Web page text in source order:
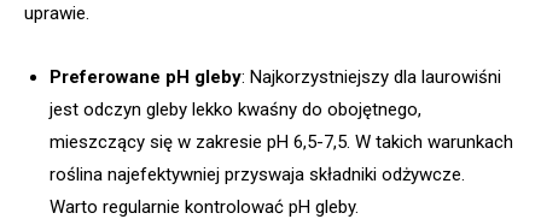
uprawie.
Preferowane pH gleby: Najkorzystniejszy dla laurowiśni
jest odczyn gleby lekko kwaśny do obojętnego,
mieszczący się w zakresie pH 6,5-7,5. W takich warunkach
roślina najefektywniej przyswaja składniki odżywcze.
Warto regularnie kontrolować pH gleby.